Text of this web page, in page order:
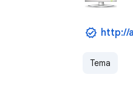
http://
Tema